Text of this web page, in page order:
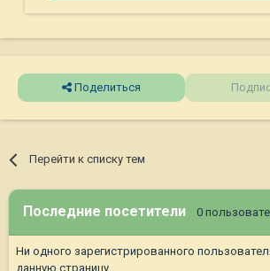
Поделиться
Перейти к списку тем
Последние посетители 0
Ни одного зарегистрированного
данную страницу